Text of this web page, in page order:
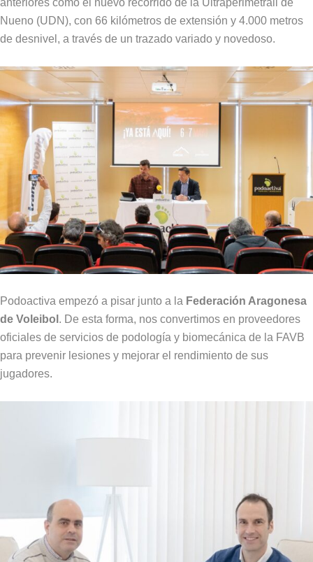
Nueno (UDN), con 66 kilómetros de extensión y 4.000 metros
de desnivel, a través de un trazado variado y novedoso.
Podoactiva empezó a pisar junto a la Federación Aragonesa
de Voleibol . De esta forma, nos convertimos en proveedores
oficiales de servicios de podología y biomecánica de la FAVB
para prevenir lesiones y mejorar el rendimiento de sus
jugadores.